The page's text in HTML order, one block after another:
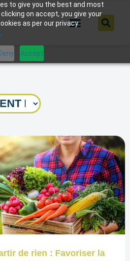
to give you the best and most
on accept, you give your
as per our privacy
Accept
de rien : Favoriser la